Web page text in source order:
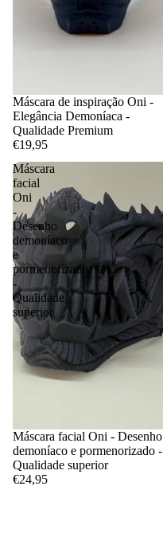
Máscara de inspiração Oni -
Elegância Demoníaca -
Qualidade Premium
€19,95
Máscara
facial
Oni
-
Desenho
demoníaco
e
pormenorizado
-
Qualidade
superior
Máscara facial Oni - Desenho
demoníaco e pormenorizado -
Qualidade superior
€24,95